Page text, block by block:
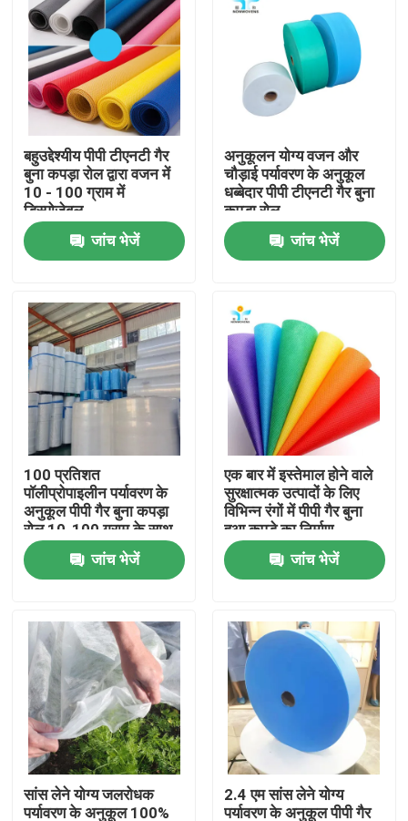
उत्पादों
हमारे बारे में
कारखाना भ्रमण
गुणवत्ता नियंत्रण
संपर्क करें
एक उद्धरण का अनुरोध करें
डिस्पोजेबल सुरक्षात्मक पहनें
डिस्पोजेबल सुरक्षात्मक सूट
डिस्पोजेबल सुरक्षात्मक आवरण
बहुउद्देश्यीय पीपी टीएनटी गैर
बुना कपड़ा रोल द्वारा वजन में
10 - 100 ग्राम में
डिस्पोजेबल
जांच भेजें
अनुकूलन योग्य वजन और
चौड़ाई पर्यावरण के अनुकूल
धब्बेदार पीपी टीएनटी गैर बुना
कपड़ा रोल
जांच भेजें
100 प्रतिशत
पॉलीप्रोपाइलीन पर्यावरण के
अनुकूल पीपी गैर बुना कपड़ा
रोल 10-100 ग्राम के साथ
जांच भेजें
एक बार में इस्तेमाल होने वाले
सुरक्षात्मक उत्पादों के लिए
विभिन्न रंगों में पीपी गैर बुना
हुआ कपड़े का निर्माण
जांच भेजें
सांस लेने योग्य जलरोधक
पर्यावरण के अनुकूल 100%
2.4 एम सांस लेने योग्य
पर्यावरण के अनुकूल पीपी गैर